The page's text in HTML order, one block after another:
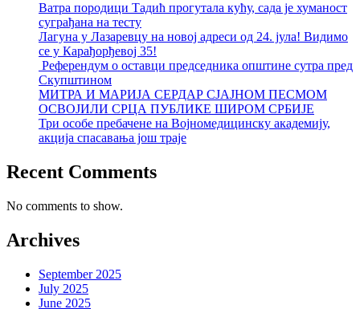
Ватра породици Тадић прогутала кућу, сада је хуманост
суграђана на тесту
Лагуна у Лазаревцу на новој адреси од 24. јула! Видимо
се у Карађорђевој 35!
Референдум о оставци председника општине сутра пред
Скупштином
МИТРА И МАРИЈА СЕРДАР СЈАЈНОМ ПЕСМОМ
ОСВОЈИЛИ СРЦА ПУБЛИКЕ ШИРОМ СРБИЈЕ
Три особе пребачене на Војномедицинску академију,
акција спасавања још траје
Recent Comments
No comments to show.
Archives
September 2025
July 2025
June 2025